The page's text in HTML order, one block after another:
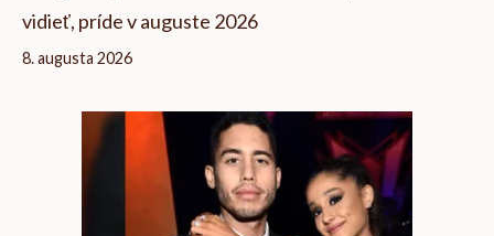
vidieť, príde v auguste 2026
8. augusta 2026